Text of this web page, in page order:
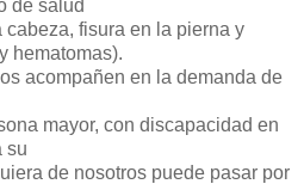
de salud
fisura en la pierna y
hematomas).
acompañen en la demanda de
mayor, con discapacidad en
su
de nosotros puede pasar por